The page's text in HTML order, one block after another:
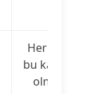
Her
bu kadar
olmayabilir